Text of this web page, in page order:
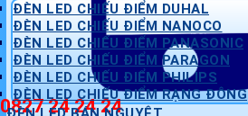
0827 24 24 24
ĐÈN LED CHIẾU ĐIỂM DUHAL
ĐÈN LED CHIẾU ĐIỂM NANOCO
ĐÈN LED CHIẾU ĐIỂM PANASONIC
ĐÈN LED CHIẾU ĐIỂM PARAGON
ĐÈN LED CHIẾU ĐIỂM PHILIPS
ĐÈN LED CHIẾU ĐIỂM RẠNG ĐÔNG